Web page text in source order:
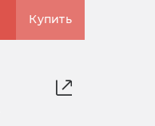
Купить